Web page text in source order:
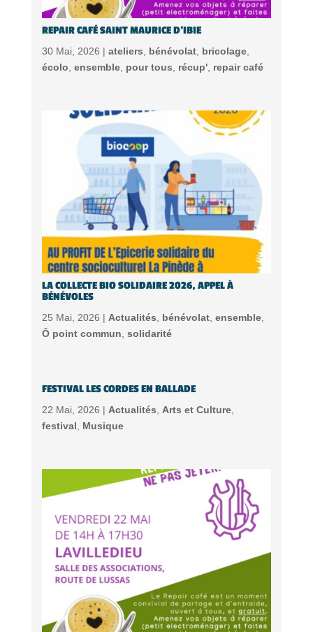
REPAIR CAFÉ SAINT MAURICE D’IBIE
30 Mai, 2026 | ateliers bénévolat, bricolage,
écolo ensemble, pour tous récup', repair café
LA COLLECTE BIO SOLIDAIRE 2026, APPEL À
BÉNÉVOLES
25 Mai, 2026 | Actualités bénévolat, ensemble,
Ô point commun solidarité
FESTIVAL LES CORDES EN BALLADE
22 Mai, 2026 | Actualités Arts et Culture,
festival
Musique